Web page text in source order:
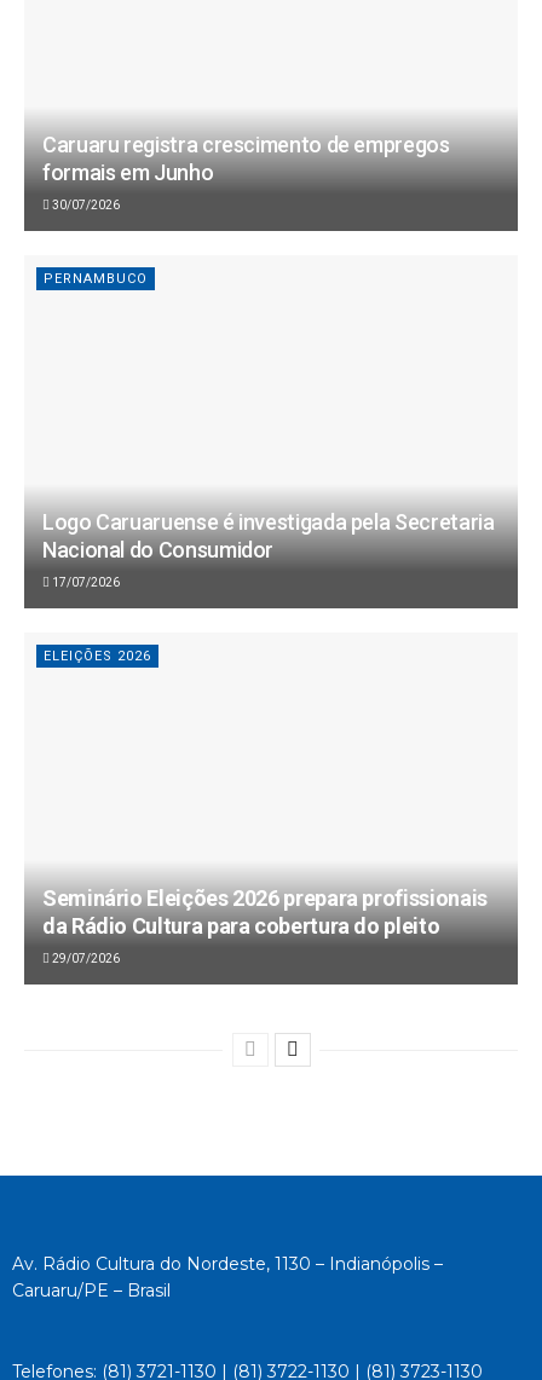
Caruaru registra crescimento de empregos
formais em Junho
30/07/2026
PERNAMBUCO
Logo Caruaruense é investigada pela Secretaria
Nacional do Consumidor
17/07/2026
ELEIÇÕES 2026
Seminário Eleições 2026 prepara profissionais
da Rádio Cultura para cobertura do pleito
29/07/2026
Av. Rádio Cultura do Nordeste, 1130 – Indianópolis –
Caruaru/PE – Brasil
Telefones: (81) 3721-1130 | (81) 3722-1130 | (81) 3723-1130